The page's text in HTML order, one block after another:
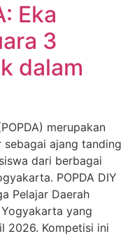
Eka
3
dalam
merupakan
ajang tanding
dari berbagai
POPDA DIY
Pelajar Daerah
yang
2026. Kompetisi ini